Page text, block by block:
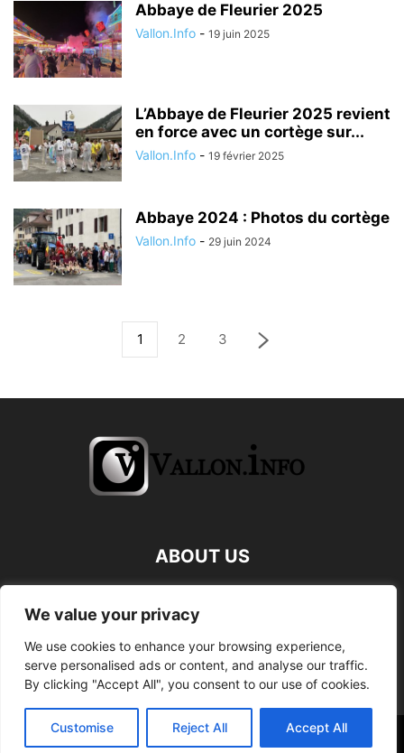
We value your privacy
We use cookies to enhance your browsing experience,
serve personalised ads or content, and analyse our traffic.
By clicking "Accept All", you consent to our use of cookies.
Customise Reject All Accept All
Abbaye de Fleurier 2025
Vallon.Info - 19 juin 2025
L’Abbaye de Fleurier 2025 revient
en force avec un cortège sur...
Vallon.Info - 19 février 2025
Abbaye 2024 : Photos du cortège
Vallon.Info - 29 juin 2024
1 2 3
ABOUT US
FOLLOW US